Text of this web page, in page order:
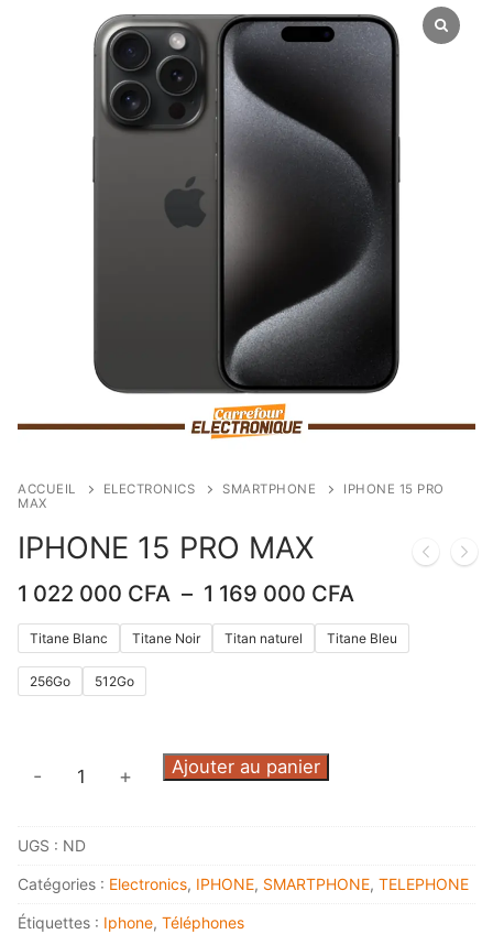
ACCUEIL ELECTRONICS SMARTPHONE
IPHONE 15 PRO
MAX
IPHONE 15 PRO MAX
1 022 000 CFA – 1 169 000 CFA
prix :
1
Titane Blanc Titane Noir Titan naturel Titane Bleu
256Go 512Go
quantité
15
PRO
- + Ajouter au panier
UGS : ND
Catégories : Electronics, IPHONE, SMARTPHONE, TELEPHONE
Étiquettes : Iphone, Téléphones